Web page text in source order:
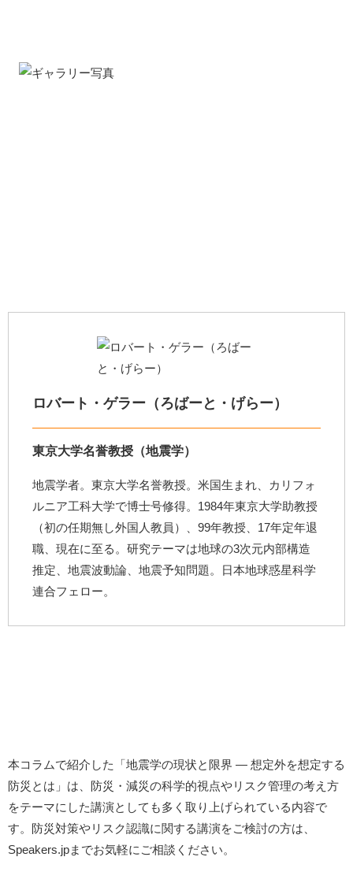
ロバート・ゲラー（ろばーと・げらー）
東京大学名誉教授（地震学）
地震学者。東京大学名誉教授。米国生まれ、カリフォ
ルニア工科大学で博士号修得。1984年東京大学助教授
（初の任期無し外国人教員）、99年教授、17年定年退
職、現在に至る。研究テーマは地球の3次元内部構造
推定、地震波動論、地震予知問題。日本地球惑星科学
連合フェロー。
本コラムで紹介した「地震学の現状と限界 ― 想定外を想定する
防災とは」は、防災・減災の科学的視点やリスク管理の考え方
をテーマにした講演としても多く取り上げられている内容で
す。防災対策やリスク認識に関する講演をご検討の方は、
Speakers.jpまでお気軽にご相談ください。